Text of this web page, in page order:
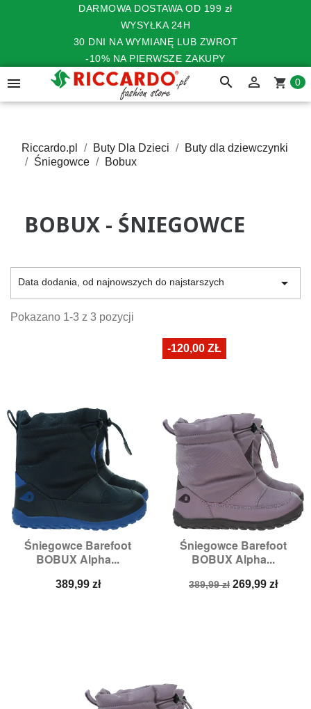
DARMOWA DOSTAWA OD 199 zł
WYSYŁKA 24H
30 DNI NA WYMIANĘ LUB ZWROT
-10% NA PIERWSZE ZAKUPY
 search  shopping_cart 0
Riccardo.pl Buty Dla Dzieci
Buty dla dziewczynki
Śniegowce
Bobux
BOBUX - ŚNIEGOWCE
Data dodania, od najnowszych do najstarszych 
Pokazano 1-3 z 3 pozycji
Śniegowce Barefoot
BOBUX Alpha...
Cena
389,99 zł
Śniegowce Barefoot
BOBUX Alpha...
Cena
389,99 zł Cena
269,99 zł
-120,00 ZŁ